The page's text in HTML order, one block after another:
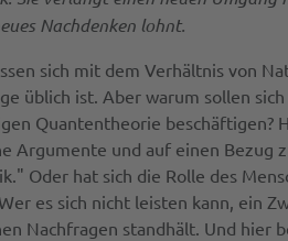
Nachdenken lohnt.
sich mit dem Verhältnis von
üblich ist. Aber warum sollen
Quantentheorie
Argumente und auf einen
Oder hat sich die Rolle des
es sich nicht leisten kann, ein
Nachfragen standhält. Und hier